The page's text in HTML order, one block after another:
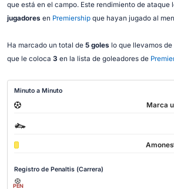
que está en el campo. Este rendimiento de ataque
jugadores en Premiershipque hayan jugado al
Ha marcado un total de 5 goles lo que llevamos
que le coloca 3 en la lista de goleadores de
Minuto a Minuto
Marca
Registro de Penaltis (Carrera)
PEN